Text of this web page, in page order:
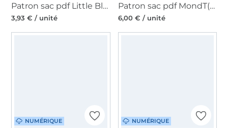
Patron sac pdf Little Bloom Unikati, en allemand
3,93 € / unité
Patron sac pdf MondT(o)ur mīn ziarī, en allemand
6,00 € / unité
NUMÉRIQUE NUMÉRIQUE